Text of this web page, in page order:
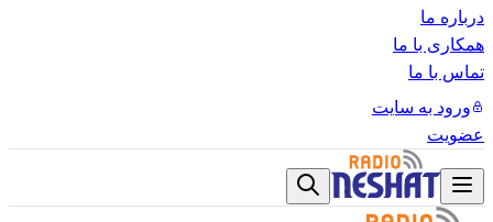
درباره ما
همکاری با ما
تماس با ما
ورود به سایت
عضویت